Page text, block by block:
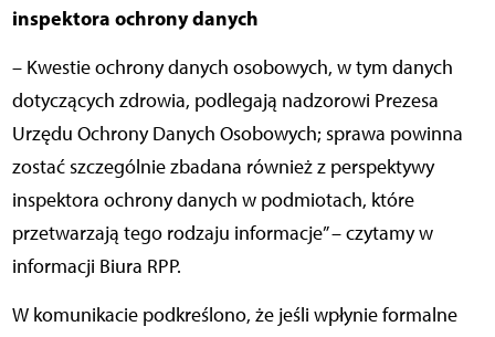
inspektora ochrony danych
– Kwestie ochrony danych osobowych, w tym danych
dotyczących zdrowia, podlegają nadzorowi Prezesa
Urzędu Ochrony Danych Osobowych; sprawa powinna
zostać szczególnie zbadana również z perspektywy
inspektora ochrony danych w podmiotach, które
przetwarzają tego rodzaju informacje” – czytamy w
informacji Biura RPP.
W komunikacie podkreślono, że jeśli wpłynie formalne